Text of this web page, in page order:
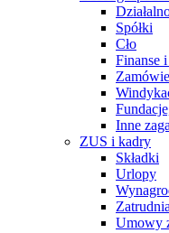
Spółki
Cło
Finanse
Inne
ZUS i kadry
Składki
Urlopy
Umowy